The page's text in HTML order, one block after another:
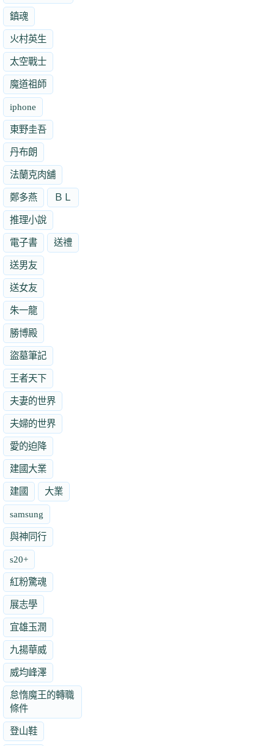
鎮魂
火村英生
太空戰士
魔道祖師
iphone
東野圭吾
丹布朗
法蘭克肉舖
鄭多燕 ＢＬ
推理小說
電子書 送禮
送男友
送女友
朱一龍
勝博殿
盜墓筆記
王者天下
夫妻的世界
夫婦的世界
愛的迫降
建國大業
建國 大業
samsung
與神同行
s20+
紅粉驚魂
展志學
宜雄玉潤
九揚華威
威均峰澤
怠惰魔王的轉職
條件
登山鞋